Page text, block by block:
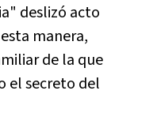
deslizó acto
manera,
de la que
el secreto del